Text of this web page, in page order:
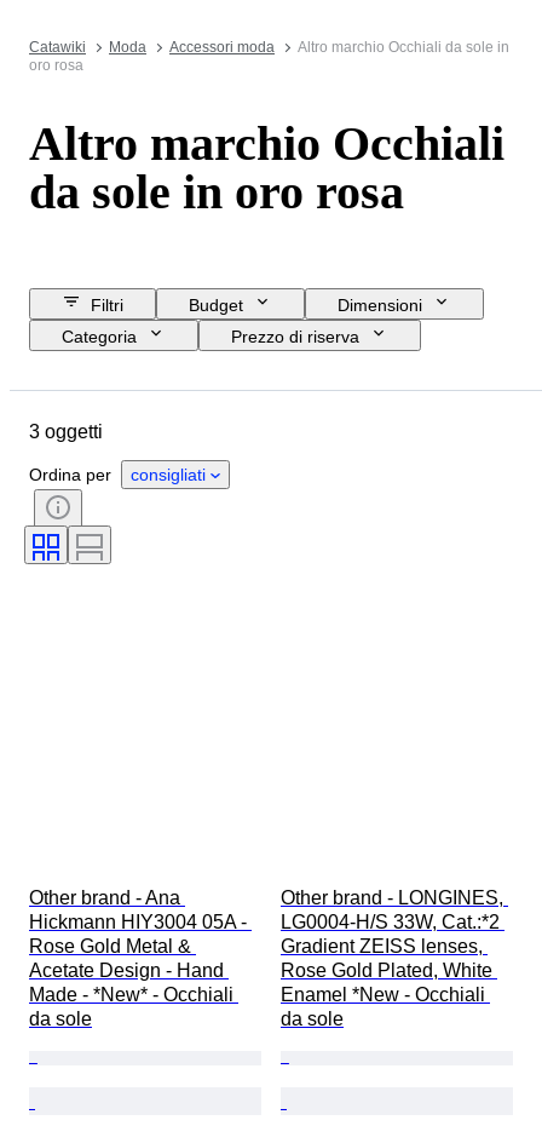
Catawiki Moda Accessori moda
Altro marchio Occhiali da sole in
oro rosa
Altro marchio Occhiali
da sole in oro rosa
Filtri Budget
Dimensioni
Categoria
Prezzo di riserva
Paese d’origine
Condizioni
Accessori inclusi
3 oggetti
Ordina per consigliati
Other brand - Ana
Hickmann HIY3004 05A -
Rose Gold Metal &
Acetate Design - Hand
Made - *New* - Occhiali
da sole
Other brand - LONGINES,
LG0004-H/S 33W, Cat.:*2
Gradient ZEISS lenses,
Rose Gold Plated, White
Enamel *New - Occhiali
da sole